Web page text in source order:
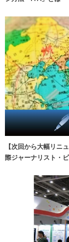
【次回から大幅リ
際ジャーナリスト・